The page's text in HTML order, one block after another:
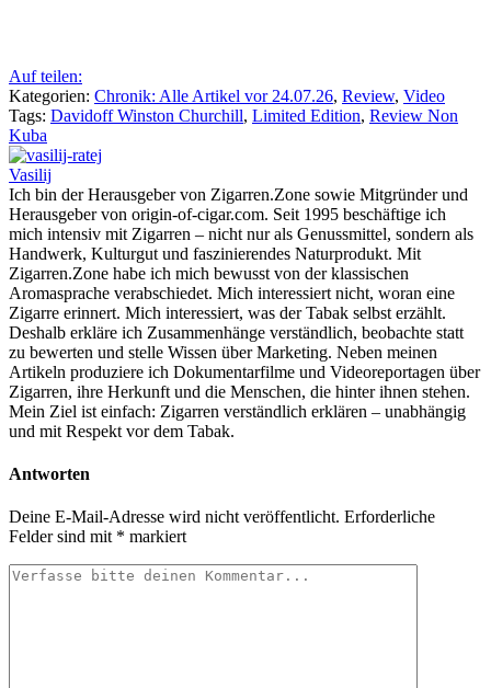
Auf teilen:
Kategorien: Chronik: Alle Artikel vor 24.07.26, Review, Video
Tags: Davidoff Winston Churchill, Limited Edition, Review Non
Kuba
Vasilij
Ich bin der Herausgeber von Zigarren.Zone sowie Mitgründer und
Herausgeber von origin-of-cigar.com. Seit 1995 beschäftige ich
mich intensiv mit Zigarren – nicht nur als Genussmittel, sondern als
Handwerk, Kulturgut und faszinierendes Naturprodukt. Mit
Zigarren.Zone habe ich mich bewusst von der klassischen
Aromasprache verabschiedet. Mich interessiert nicht, woran eine
Zigarre erinnert. Mich interessiert, was der Tabak selbst erzählt.
Deshalb erkläre ich Zusammenhänge verständlich, beobachte statt
zu bewerten und stelle Wissen über Marketing. Neben meinen
Artikeln produziere ich Dokumentarfilme und Videoreportagen über
Zigarren, ihre Herkunft und die Menschen, die hinter ihnen stehen.
Mein Ziel ist einfach: Zigarren verständlich erklären – unabhängig
und mit Respekt vor dem Tabak.
Antworten
Deine E-Mail-Adresse wird nicht veröffentlicht. Erforderliche
Felder sind mit * markiert